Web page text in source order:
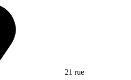
21 rue